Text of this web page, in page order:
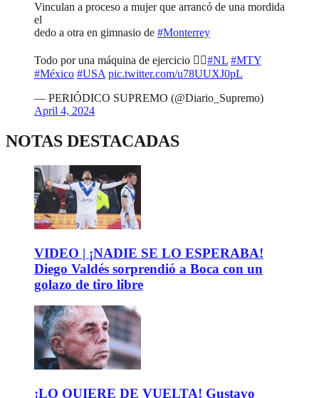
Vinculan a proceso a mujer que arrancó de una mordida
el
dedo a otra en gimnasio de #Monterrey
Todo por una máquina de ejercicio 🤦‍♂️#NL #MTY
#México #USA pic.twitter.com/u78UUXJ0pL
— PERIÓDICO SUPREMO (@Diario_Supremo)
April 4, 2024
NOTAS DESTACADAS
VIDEO | ¡NADIE SE LO ESPERABA!
Diego Valdés sorprendió a Boca con un
golazo de tiro libre
¡LO QUIERE DE VUELTA! Gustavo